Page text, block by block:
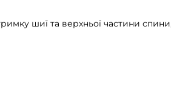
шиї та верхньої частини